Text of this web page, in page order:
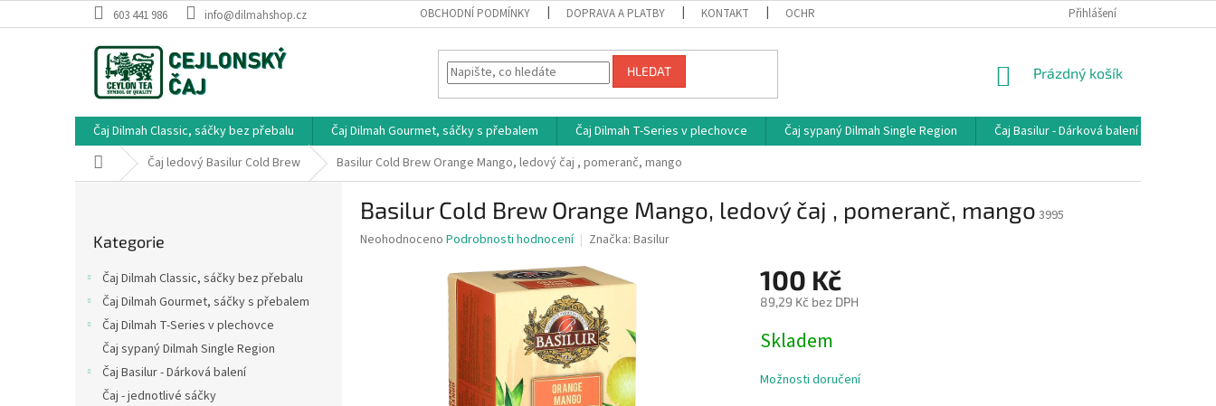
na
603 441 986 info@dilmahshop.cz OBCHODNÍ PODMÍNKY DOPRAVA A PLATBY KONTAKT OCHRANA OSOBNÍCH ÚDAJŮ Přihlášení
HLEDAT
NÁKUPNÍ
Prázdný košík
Čaj Dilmah Classic, sáčky bez přebalu Čaj Dilmah Gourmet, sáčky s přebalem Čaj Dilmah T-Series v plechovce Čaj sypaný Dilmah Single Region Čaj Basilur - Dárková balení
Domů Čaj ledový Basilur Cold Brew Basilur Cold Brew Orange Mango, ledový čaj , pomeranč, mango
kategorie
Kategorie
Čaj Dilmah Classic, sáčky bez přebalu
Čaj Dilmah Gourmet, sáčky s přebalem
Čaj Dilmah T-Series v plechovce
Čaj sypaný Dilmah Single Region
Čaj Basilur - Dárková balení
Čaj - jednotlivé sáčky
Basilur Cold Brew Orange Mango, ledový čaj , pomeranč, mango 3995
Průměrné
Neohodnoceno Podrobnosti hodnocení Značka: Basilur
100 Kč
89,29 Kč bez DPH
cena:
Skladem
Možnosti doručení